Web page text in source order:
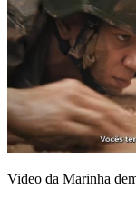
Video da Marinha